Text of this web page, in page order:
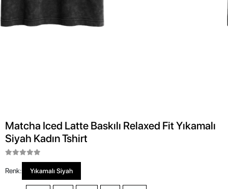
Matcha Iced Latte Baskılı Relaxed Fit Yıkamalı
Siyah Kadın Tshirt
Renk: Yıkamalı Siyah